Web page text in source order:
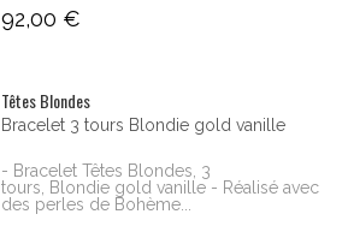
92,00 €
Têtes Blondes
Bracelet 3 tours Blondie gold vanille
- Bracelet Têtes Blondes, 3
tours, Blondie gold vanille - Réalisé avec
des perles de Bohème...